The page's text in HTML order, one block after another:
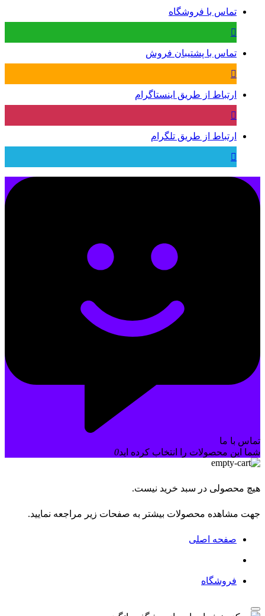
تماس با فروشگاه
تماس با پشتیبان فروش
ارتباط از طریق اینستاگرام
ارتباط از طریق تلگرام
تماس با ما
شما این محصولات را انتخاب کرده اید0
هیچ محصولی در سبد خرید نیست.
جهت مشاهده محصولات بیشتر به صفحات زیر مراجعه نمایید.
صفحه اصلی
فروشگاه